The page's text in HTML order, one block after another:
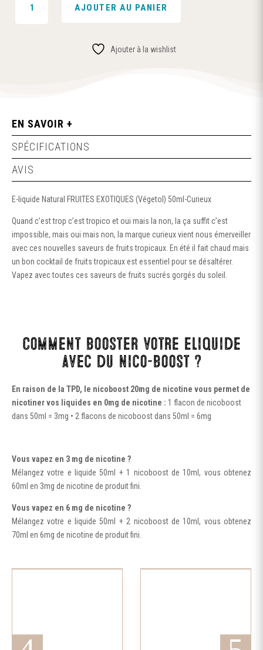
CURIEUX
AJOUTER AU PANIER
Ajouter à la wishlist
EN SAVOIR +
SPÉCIFICATIONS
AVIS
E-liquide Natural FRUITES EXOTIQUES (Végetol) 50ml-Curieux
Quand c’est trop c’est tropico et oui mais la non, la ça suffit c’est
impossible, mais oui mais non, la marque curieux vient nous émerveiller
avec ces nouvelles saveurs de fruits tropicaux. En été il fait chaud mais
un bon cocktail de fruits tropicaux est essentiel pour se désaltérer.
Vapez avec toutes ces saveurs de fruits sucrés gorgés du soleil.
Comment booster votre eliquide
avec du nico-boost ?
En raison de la TPD, le nicoboost 20mg de nicotine vous permet de
nicotiner vos liquides en 0mg de nicotine : 1 flacon de nicoboost
dans 50ml = 3mg • 2 flacons de nicoboost dans 50ml = 6mg
Vous vapez en 3 mg de nicotine ?
Mélangez votre e liquide 50ml + 1 nicoboost de 10ml, vous obtenez
60ml en 3mg de nicotine de produit fini.
Vous vapez en 6 mg de nicotine ?
Mélangez votre e liquide 50ml + 2 nicoboost de 10ml, vous obtenez
70ml en 6mg de nicotine de produit fini.